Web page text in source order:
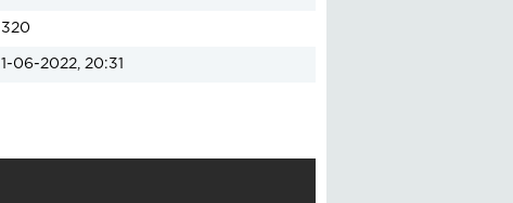
320
1-06-2022, 20:31